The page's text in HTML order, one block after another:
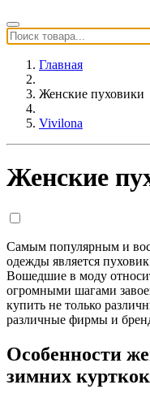
Главная
Женские пуховики
Vivilona
Женские
Самым популярным и
одежды является
Вошедшие в моду
огромными шагами
купить не только
различные фирмы и
Особенности
зимних